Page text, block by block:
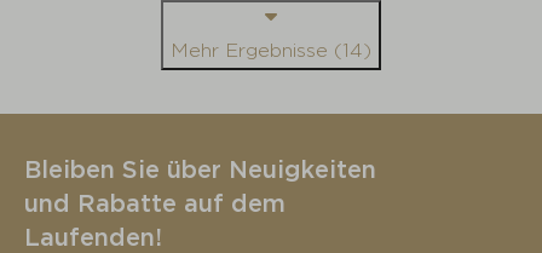
Mehr Ergebnisse (14)
Bleiben Sie über Neuigkeiten
und Rabatte auf dem
Laufenden!